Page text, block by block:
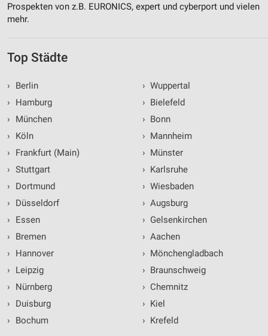
Prospekten von z.B. EURONICS, expert und cyberport und vielen
mehr.
Top Städte
›
Berlin
›
Hamburg
›
München
›
Köln
›
Frankfurt (Main)
› Stuttgart
›
Dortmund
›
Düsseldorf
›
Essen
›
Bremen
›
Hannover
›
Leipzig
›
Nürnberg
›
Duisburg
›
Bochum
› Wuppertal
› Bielefeld
› Bonn
› Mannheim
› Münster
› Karlsruhe
› Wiesbaden
› Augsburg
› Gelsenkirchen
› Aachen
› Mönchengladbach
› Braunschweig
› Chemnitz
› Kiel
› Krefeld